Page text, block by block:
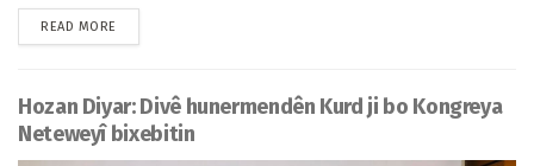
READ MORE
Hozan Diyar: Divê hunermendên Kurd ji bo Kongreya
Neteweyî bixebitin